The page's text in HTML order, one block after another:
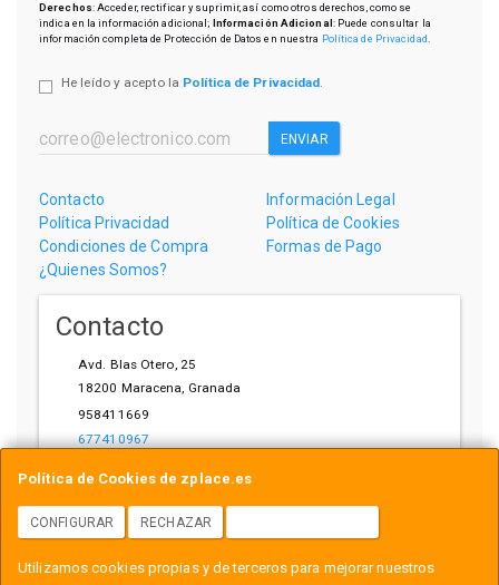
Política de Cookies de zplace.es
CONFIGURAR RECHAZAR
Utilizamos cookies propias y de terceros para mejorar nuestros
Derechos: Acceder, rectificar y suprimir, así como otros derechos, como se
indica en la información adicional; Información Adicional: Puede consultar la
información completa de Protección de Datos en nuestra Política de Privacidad
He leído y acepto la Política de Privacidad.
ENVIAR
Contacto
Información Legal
Política Privacidad
Política de Cookies
Condiciones de Compra
Formas de Pago
¿Quienes Somos?
Contacto
Avd. Blas Otero, 25
18200 Maracena, Granada
958411669
677410967
Horario
L-V: 10:00-14:00, 17:00-21:00